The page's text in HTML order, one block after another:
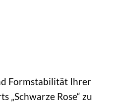
Formstabilität Ihrer
„Schwarze Rose“ zu